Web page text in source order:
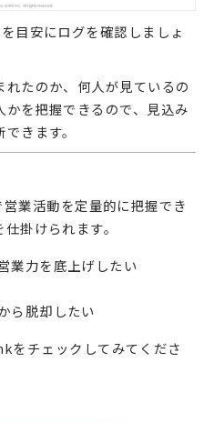
目安にログを確認しましょ
たのか、何人が見ているの
を把握できるので、見込み
きます。
業活動を定量的に把握でき
掛けられます。
業力を底上げしたい
ら脱却したい
チェックしてみてくださ